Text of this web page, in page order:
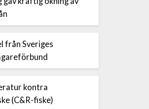
från Sveriges
kontra
(C&R-fiske)